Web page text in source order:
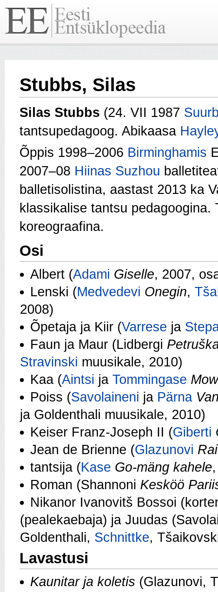
Stubbs, Silas
Silas Stubbs (24. VII 1987
tantsupedagoog. Abikaasa
Õppis 1998–2006 Birminghamis
2007–08 Hiinas Suzhou
balletisolistina, aastast 2013 ka
klassikalise tantsu pedagoogina.
koreograafina.
Osi
Albert (Adami Giselle, 2007,
Lenski (Medvedevi Onegin,
2008)
Õpetaja ja Kiir (Varrese ja
Faun ja Maur (Lidbergi
Stravinski muusikale, 2010)
Kaa (Aintsi ja Tommingase
Poiss (Savolaineni ja Pärna
ja Goldenthali muusikale, 2010)
Keiser Franz-Joseph II (Giberti
Jean de Brienne (Glazunovi
tantsija (Kase Go-mäng kahele
Roman (Shannoni Kesköö
Nikanor Ivanovitš Bossoi
(pealekaebaja) ja Juudas
Goldenthali, Schnittke,
Lavastusi
Kaunitar ja koletis (Glazunovi,